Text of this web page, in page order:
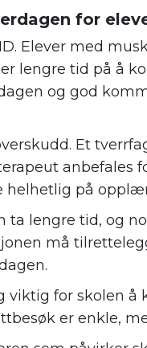
for
Elever med
lengre tid på å
og god
Et
anbefales
helhetlig på
ta lengre tid, og
må
viktig for skolen å
er enkle,